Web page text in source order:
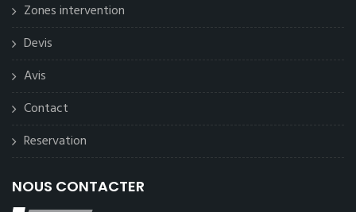
Zones intervention
Devis
Avis
Contact
Reservation
NOUS CONTACTER